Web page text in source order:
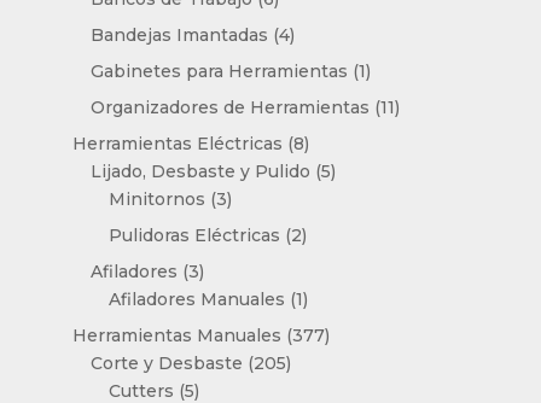
productos
Bandejas Imantadas 44
productos
Gabinetes para Herramientas 11
producto
Organizadores de Herramientas 1111
Herramientas Eléctricas 88
productos
Lijado, Desbaste y Pulido 55
Minitornos 33
productos
Pulidoras Eléctricas 22
Afiladores 33
productos
Afiladores Manuales 11
producto
Herramientas Manuales 377377
Corte y Desbaste 205205
Cutters 55